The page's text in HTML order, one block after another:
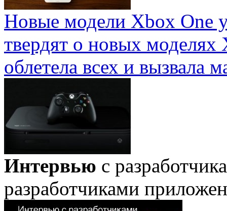
Новые модели Xbox One
твердят о новых
облетела всех и вызвала
Интервью с
разработчиками